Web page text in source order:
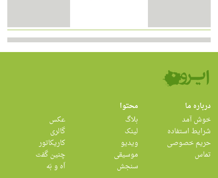
درباره ما
خوش آمد
شرایط استفاده
حریم خصوصی
تماس
محتوا
بلاگ
لینک
ویدیو
موسیقی
سنجش
عکس
گالری
کاریکاتور
چنین گفت
اَه و بَه